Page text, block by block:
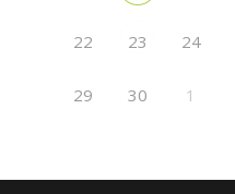
22 23 24
29 30 1